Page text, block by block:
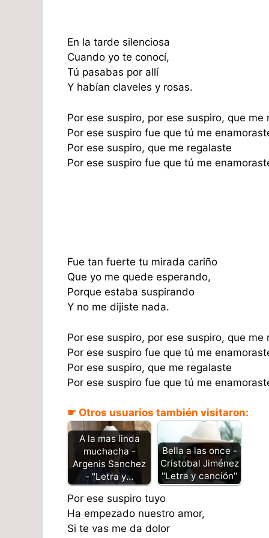
En la tarde silenciosa
Cuando yo te conocí,
Tú pasabas por allí
Y habían claveles y rosas.
Por ese suspiro, por ese suspiro, que me
Por ese suspiro fue que tú me
Por ese suspiro, que me regalaste
Por ese suspiro fue que tú me
Fue tan fuerte tu mirada cariño
Que yo me quede esperando,
Porque estaba suspirando
Y no me dijiste nada.
Por ese suspiro, por ese suspiro, que me
Por ese suspiro fue que tú me
Por ese suspiro, que me regalaste
Por ese suspiro fue que tú me
☛ Otros usuarios también visitaron:
A la mas linda
muchacha -
Argenis Sanchez
- "Letra y…
Bella a las once -
Cristobal Jiménez
"Letra y canción"
Por ese suspiro tuyo
Ha empezado nuestro amor,
Si te vas me da dolor